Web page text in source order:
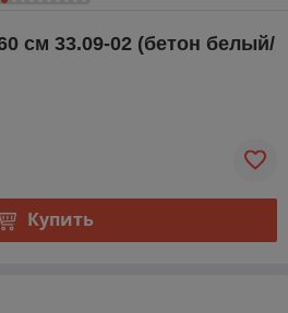
см 33.09-02 (бетон белый/
Купить